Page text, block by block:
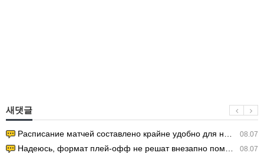
새댓글
08.07
Расписание матчей составлено крайне удобно для нашего часово…
08.07
Надеюсь, формат плей-офф не решат внезапно поменять. https:/…